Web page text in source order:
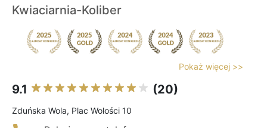
Kwiaciarnia-Koliber
Pokaż więcej >>
9.1 (20)
Zduńska Wola, Plac Wolości 10